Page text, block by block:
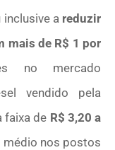
a reduzir
mais de R$ 1 por
no mercado
vendido pela
faixa de R$ 3,20 a
médio nos postos